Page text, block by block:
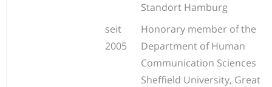
Standort Hamburg
seit
2005
Honorary member of the
Department of Human
Communication Sciences
Sheffield University, Great